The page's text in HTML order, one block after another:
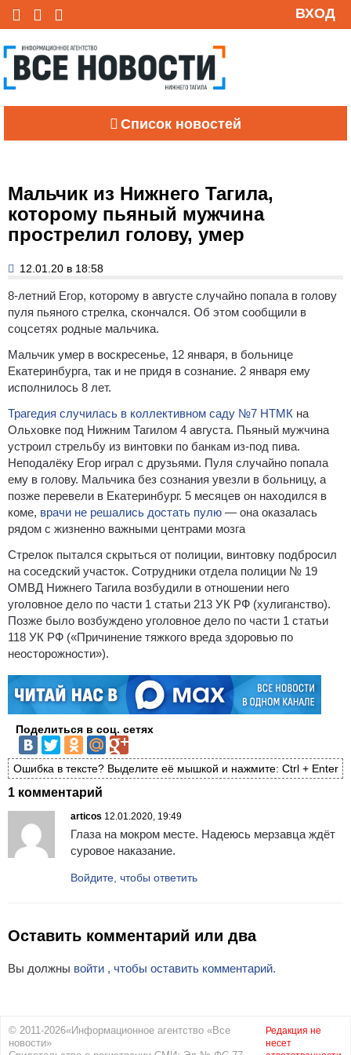
ВХОД
Список новостей
Мальчик из Нижнего Тагила,
которому пьяный мужчина
прострелил голову, умер
12.01.20 в 18:58
8-летний Егор, которому в августе случайно попала в голову
пуля пьяного стрелка, скончался. Об этом сообщили в
соцсетях родные мальчика.
Мальчик умер в воскресенье, 12 января, в больнице
Екатеринбурга, так и не придя в сознание. 2 января ему
исполнилось 8 лет.
Трагедия случилась в коллективном саду №7 НТМК на
Ольховке под Нижним Тагилом 4 августа. Пьяный мужчина
устроил стрельбу из винтовки по банкам из-под пива.
Неподалёку Егор играл с друзьями. Пуля случайно попала
ему в голову. Мальчика без сознания увезли в больницу, а
позже перевели в Екатеринбург. 5 месяцев он находился в
коме, врачи не решались достать пулю — она оказалась
рядом с жизненно важными центрами мозга
Стрелок пытался скрыться от полиции, винтовку подбросил
на соседский участок. Сотрудники отдела полиции № 19
ОМВД Нижнего Тагила возбудили в отношении него
уголовное дело по части 1 статьи 213 УК РФ (хулиганство).
Позже было возбуждено уголовное дело по части 1 статьи
118 УК РФ («Причинение тяжкого вреда здоровью по
неосторожности»).
Поделиться в соц. сетях
Ошибка в тексте? Выделите её мышкой и нажмите: Ctrl + Enter
1 комментарий
articos 12.01.2020, 19:49
Глаза на мокром месте. Надеюсь мерзавца ждёт
суровое наказание.
Войдите, чтобы ответить
Оставить комментарий или два
Вы должны войти , чтобы оставить комментарий.
© 2011-2026«Информационное агентство «Все
новости»
Редакция не
несет